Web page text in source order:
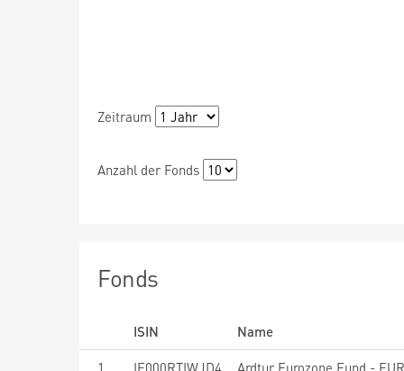
Zeitraum
Anzahl der Fonds
Fonds
ISIN
Name
1
IE000RTIWJD4 Ardtur Eurozone Fund -